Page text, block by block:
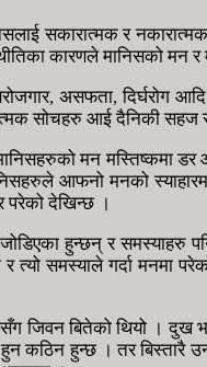
सकारात्मक र
कारणले मानिसको मन
असफता,
सोचहरु आई दैनिकी
मन मस्तिष्कमा
आफनो मनको
परेको देखिन्छ ।
हुन्छन् र समस्याहरु पनि
समस्याले गर्दा मनमा
बितेको थियो । दुख
कठिन हुन्छ । तर बिस्तारै